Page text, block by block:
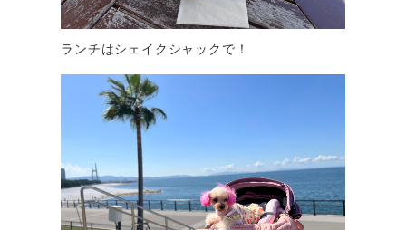
ランチはシェイクシャックで！